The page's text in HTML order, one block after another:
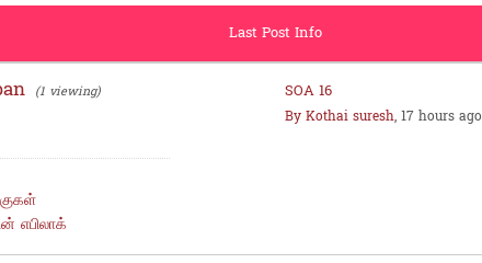
Last Post Info
(1 viewing)
எபிலாக்
SOA 16
By Kothai suresh, 17 hours ago